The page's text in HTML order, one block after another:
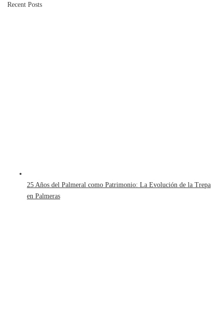
Recent Posts
25 Años del Palmeral como Patrimonio: La Evolución de la Trepa
en Palmeras